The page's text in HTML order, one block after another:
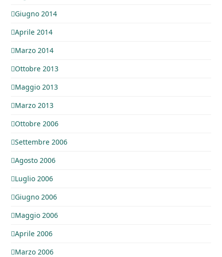
Giugno 2014
Aprile 2014
Marzo 2014
Ottobre 2013
Maggio 2013
Marzo 2013
Ottobre 2006
Settembre 2006
Agosto 2006
Luglio 2006
Giugno 2006
Maggio 2006
Aprile 2006
Marzo 2006